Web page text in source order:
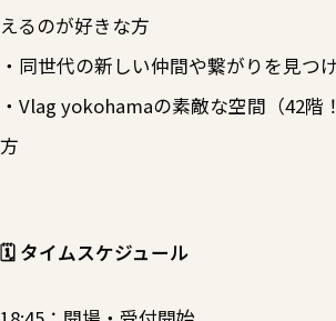
えるのが好きな方
・同世代の新しい仲間や繋がりを見つ
・Vlag yokohamaの素敵な空間（42階
方
🗓️ タイムスケジュール